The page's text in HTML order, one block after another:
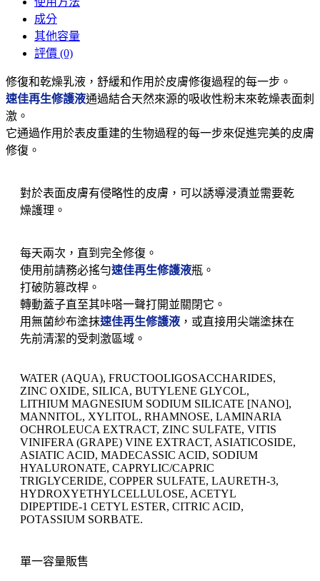
成分
其他容量
評價 (0)
修復和乾燥乳液，舒緩和作用於皮膚修復過程的每一步。
速佳再生修護液通過結合天然來源的吸收性粉末來乾燥表面刺
激。
它通過作用於表皮重建的生物過程的每一步來促進完美的皮膚
修復。
對於表面皮膚有侵略性的皮膚，可以誘導浸漬並需要乾
燥護理。
每天兩次，直到完全修復。
使用前請務必搖勻速佳再生修護液瓶。
打破防篡改桿。
轉動蓋子直至其咔嗒一聲打開並關閉它。
用無菌紗布塗抹速佳再生修護液 ，或直接用尖端塗抹在
先前清潔的受刺激區域。
WATER (AQUA), FRUCTOOLIGOSACCHARIDES,
ZINC OXIDE, SILICA, BUTYLENE GLYCOL,
LITHIUM MAGNESIUM SODIUM SILICATE [NANO],
MANNITOL, XYLITOL, RHAMNOSE, LAMINARIA
OCHROLEUCA EXTRACT, ZINC SULFATE, VITIS
VINIFERA (GRAPE) VINE EXTRACT, ASIATICOSIDE,
ASIATIC ACID, MADECASSIC ACID, SODIUM
HYALURONATE, CAPRYLIC/CAPRIC
TRIGLYCERIDE, COPPER SULFATE, LAURETH-3,
HYDROXYETHYLCELLULOSE, ACETYL
DIPEPTIDE-1 CETYL ESTER, CITRIC ACID,
POTASSIUM SORBATE.
單一容量販售